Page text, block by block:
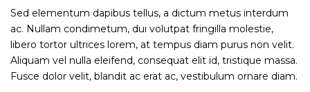
Sed elementum dapibus tellus, a dictum metus interdum
ac. Nullam condimetum, dui volutpat fringilla molestie,
libero tortor ultrices lorem, at tempus diam purus non velit.
Aliquam vel nulla eleifend, consequat elit id, tristique massa.
Fusce dolor velit, blandit ac erat ac, vestibulum ornare diam.